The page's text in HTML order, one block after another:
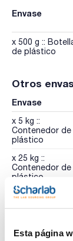
Esta página
Envase
x 500 g ::
de plástico
Otros
Envase
x 5 kg ::
Contenedor de
plástico
x 25 kg ::
Contenedor de
plástico
x 1 kg :: Botella